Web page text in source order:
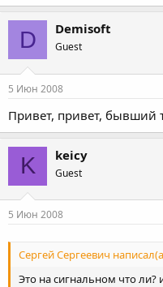
D Demisoft
Guest
5 Июн 2008
Привет, привет, бывший
K keicy
Guest
5 Июн 2008
Сергей Сергеевич
Это на сигнальном что ли?